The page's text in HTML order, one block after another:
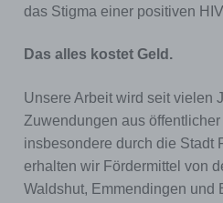
das Stigma einer positiven
Das alles kostet Geld.
Unsere Arbeit wird seit vielen
Zuwendungen aus
insbesondere durch die Stadt
erhalten wir Fördermittel von
Waldshut, Emmendingen und